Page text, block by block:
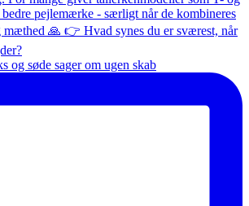
og søde sager om ugen skab